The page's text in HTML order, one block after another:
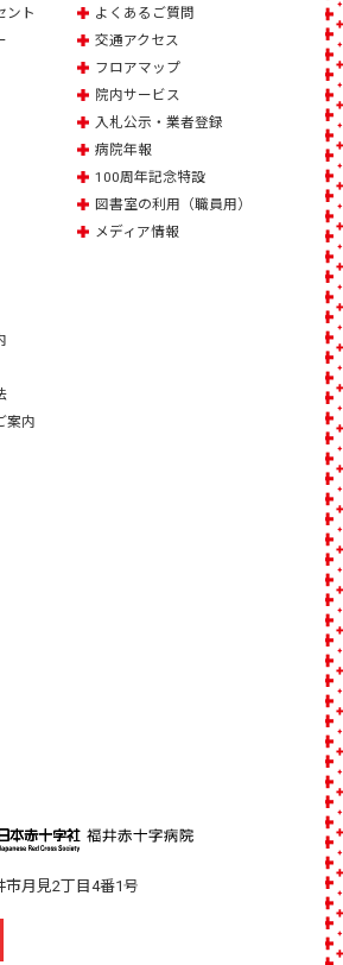
ント
よくあるご質問
交通アクセス
フロアマップ
院内サービス
入札公示・業者登録
病院年報
100周年記念特設
図書室の利用（職員用）
メディア情報
案内
市月見2丁目4番1号